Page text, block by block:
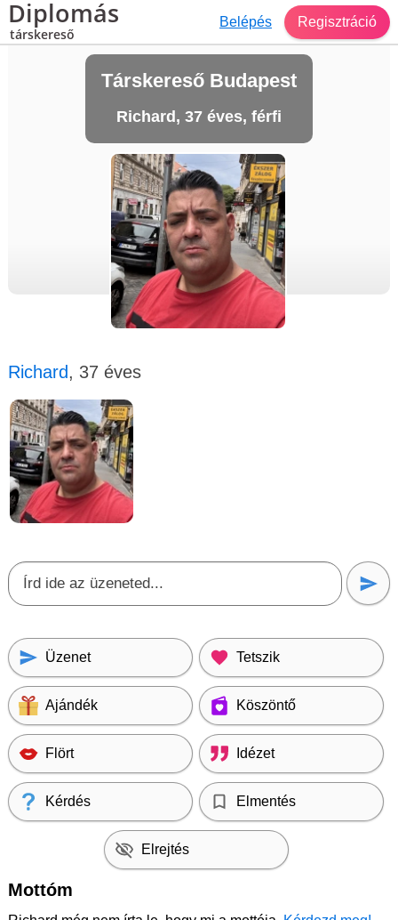
Diplomás
társkereső
Belépés Regisztráció
Társkereső Budapest
Richard, 37 éves, férfi
Richard, 37 éves
Üzenet Tetszik
Ajándék Köszöntő
Flört Idézet
Kérdés Elmentés
Elrejtés
Mottóm